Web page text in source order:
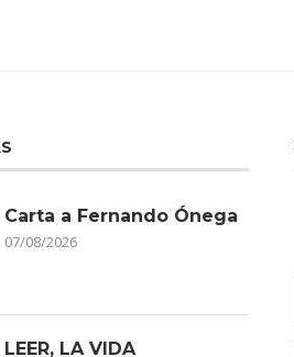
Carta a Fernando Ónega
07/08/2026
LEER, LA VIDA